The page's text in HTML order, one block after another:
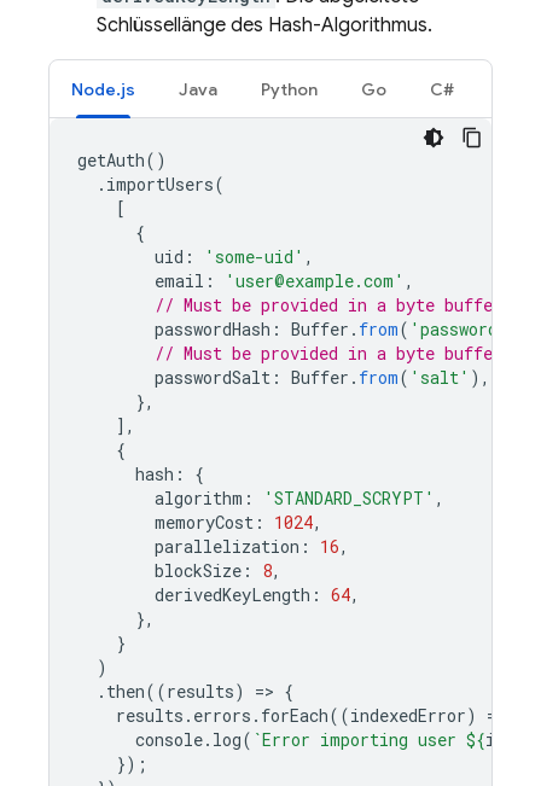
Schlüssellänge des Hash-Algorithmus.
Node.js Java Python Go C#
getAuth()
. importUsers(
[
{
uid : 'some-uid' ,
email : 'user@example.com' ,
// Must be provided in a byte buffer.
passwordHash : Buffer . from( 'password-
// Must be provided in a byte buffer.
passwordSalt : Buffer . from( 'salt' ),
},
],
{
hash :
{
algorithm : 'STANDARD_SCRYPT' ,
memoryCost : 1024,
parallelization : 16,
blockSize : 8,
derivedKeyLength : 64,
},
}
)
. then((results) => {
results . errors . forEach((indexedError) =
console. log( `Error importing user ${
});